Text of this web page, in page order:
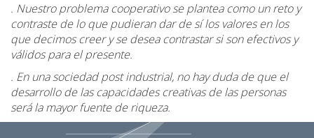
. Nuestro problema cooperativo se plantea como un reto y
contraste de lo que pudieran dar de sí los valores en los
que decimos creer y se desea contrastar si son efectivos y
válidos para el presente.
. En una sociedad post industrial, no hay duda de que el
desarrollo de las capacidades creativas de las personas
será la mayor fuente de riqueza.